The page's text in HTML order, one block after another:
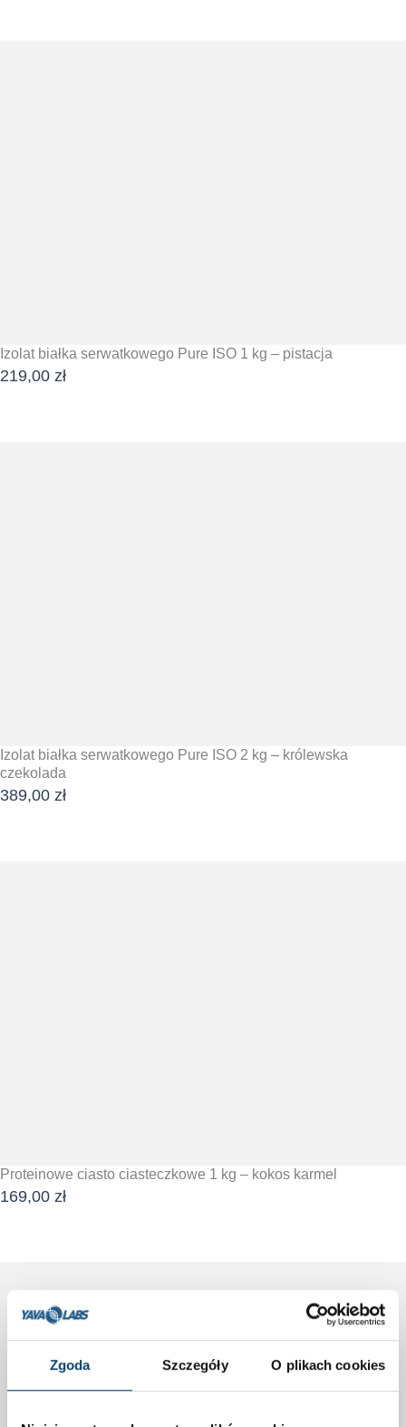
Zgoda Szczegóły O plikach cookies
Izolat białka serwatkowego Pure ISO 1 kg – pistacja
219,00 zł
Izolat białka serwatkowego Pure ISO 2 kg – królewska
czekolada
389,00 zł
Proteinowe ciasto ciasteczkowe 1 kg – kokos karmel
169,00 zł